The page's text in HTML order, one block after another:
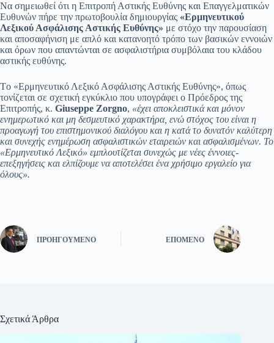
Να σημειωθεί ότι η Επιτροπή Αστικής Ευθύνης και Επαγγελματικών
Ευθυνών πήρε την πρωτοβουλία δημιουργίας «Ερμηνευτικού
Λεξικού Ασφάλισης Αστικής Ευθύνης» με στόχο την παρουσίαση
και αποσαφήνιση με απλό και κατανοητό τρόπο των βασικών εννοιών
και όρων που απαντώνται σε ασφαλιστήρια συμβόλαια του κλάδου
αστικής ευθύνης.
Tο «Ερμηνευτικό Λεξικό Ασφάλισης Αστικής Ευθύνης», όπως
τονίζεται σε σχετική εγκύκλιο που υπογράφει ο Πρόεδρος της
Επιτροπής, κ. Giuseppe Zorgno, «έχει αποκλειστικά και μόνον
ενημερωτικό και μη δεσμευτικό χαρακτήρα, ενώ στόχος του είναι η
προαγωγή του επιστημονικού διαλόγου και η κατά το δυνατόν καλύτερη
και συνεχής ενημέρωση ασφαλιστικών εταιρειών και ασφαλισμένων. Το
«Ερμηνευτικό Λεξικό» εμπλουτίζεται συνεχώς με νέες έννοιες-
επεξηγήσεις και ελπίζουμε να αποτελέσει ένα χρήσιμο εργαλείο για
όλους».
ΠΡΟΗΓΟΎΜΕΝΟ ΕΠΌΜΕΝΟ
Σχετικά Άρθρα